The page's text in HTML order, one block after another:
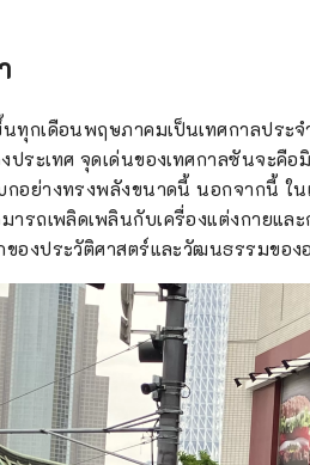
ทุกเดือนพฤษภาคมเป็นเทศกาลประ
ระเทศ จุดเด่นของเทศกาลซันจะคื
อย่างทรงพลังขนาดนี้ นอกจากนี้ ใ
ารถเพลิดเพลินกับเครื่องแต่งกายแล
องประวัติศาสตร์และวัฒนธรรมของ